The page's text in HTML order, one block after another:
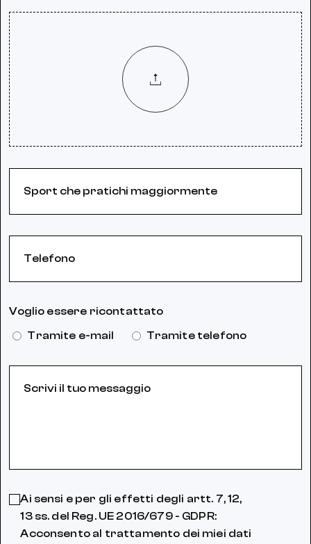
Voglio essere ricontattato
Tramite e-mail
Tramite telefono
Ai sensi e per gli effetti degli artt. 7, 12,
13 ss. del Reg. UE 2016/679 - GDPR:
Acconsento al trattamento dei miei dati